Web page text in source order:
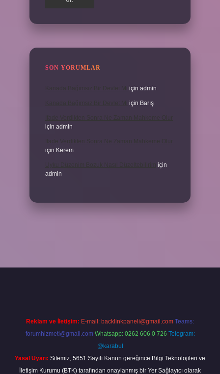
SON YORUMLAR
için admin
için Barış
için admin
için Kerem
için
admin
Reklam ve İletişim: E-mail: backlinkpaneli@gmail.com Teams:
forumhizmeti@gmail.com Whatsapp: 0262 606 0 726 Telegram:
@karabul
Yasal Uyarı: Sitemiz, 5651 Sayılı Kanun gereğince Bilgi Teknolojileri ve
İletişim Kurumu (BTK) tarafından onaylanmış bir Yer Sağlayıcı olarak